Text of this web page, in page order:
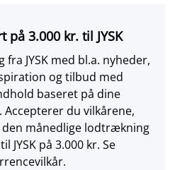
på 3.000 kr. til JYSK
JYSK med bl.a. nyheder,
og tilbud med
baseret på dine
du vilkårene,
månedlige lodtrækning
JYSK på 3.000 kr. Se